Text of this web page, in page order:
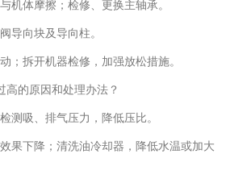
机体摩擦；检修、更换主轴承。
导向块及导向柱。
；拆开机器检修，加强放松措施。
高的原因和处理办法？
测吸、排气压力，降低压比。
果下降；清洗油冷却器，降低水温或加大